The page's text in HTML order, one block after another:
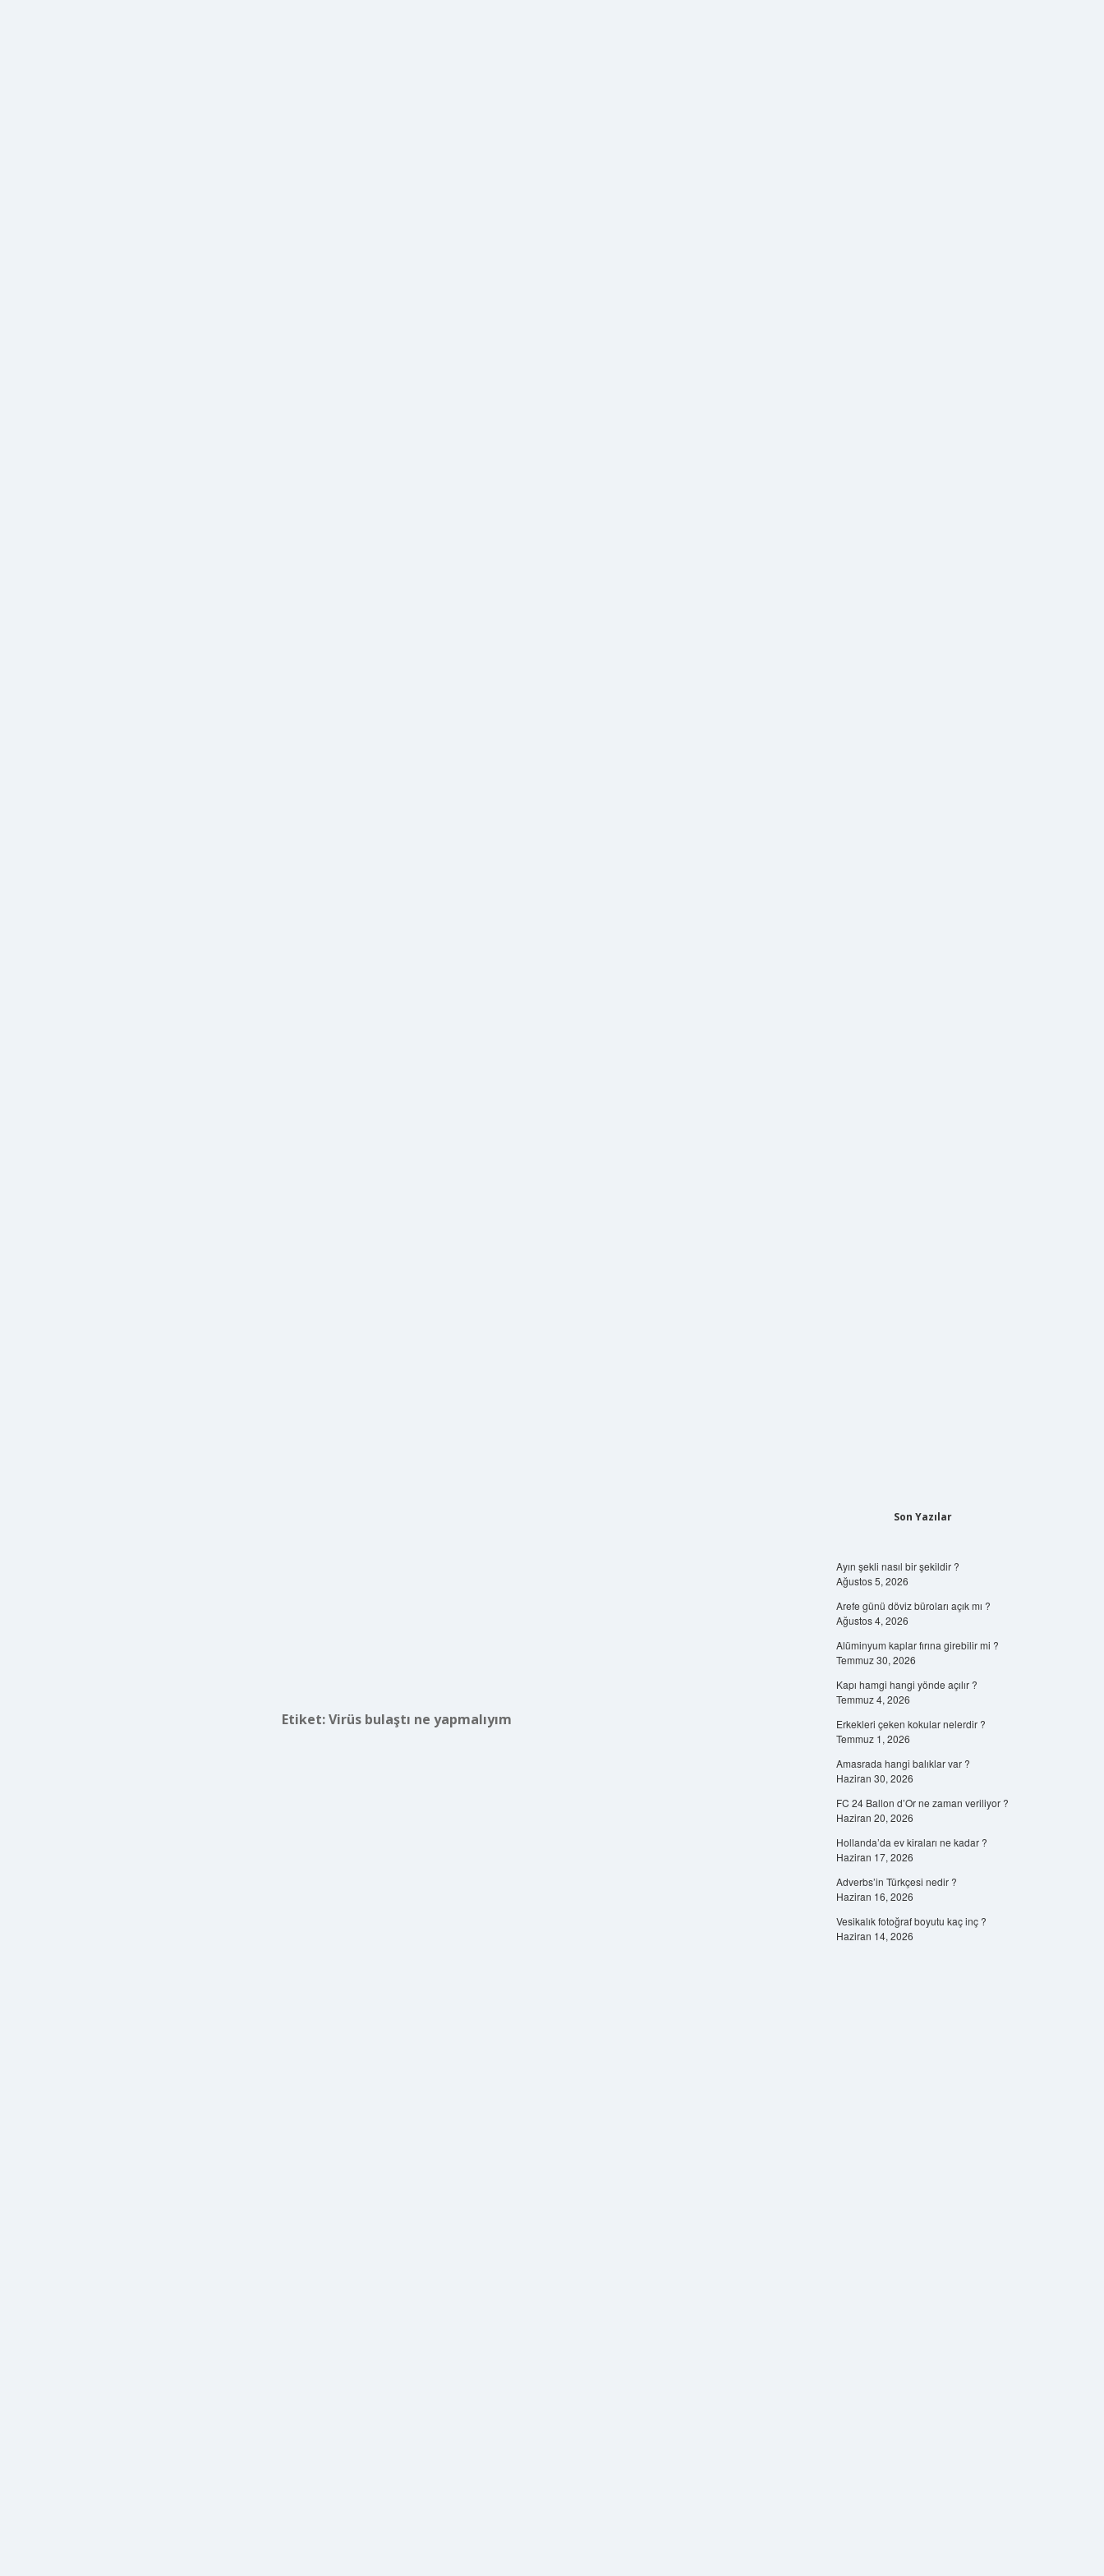
Etiket:Virüs bulaştı ne yapmalıyım
Son Yazılar
Ayın şekli nasıl bir şekildir ?
Ağustos 5, 2026
Arefe günü döviz büroları açık mı ?
Ağustos 4, 2026
Alüminyum kaplar fırına girebilir mi ?
Temmuz 30, 2026
Kapı hamgi hangi yönde açılır ?
Temmuz 4, 2026
Erkekleri çeken kokular nelerdir ?
Temmuz 1, 2026
Amasrada hangi balıklar var ?
Haziran 30, 2026
FC 24 Ballon d’Or ne zaman veriliyor ?
Haziran 20, 2026
Hollanda’da ev kiraları ne kadar ?
Haziran 17, 2026
Adverbs’in Türkçesi nedir ?
Haziran 16, 2026
Vesikalık fotoğraf boyutu kaç inç ?
Haziran 14, 2026